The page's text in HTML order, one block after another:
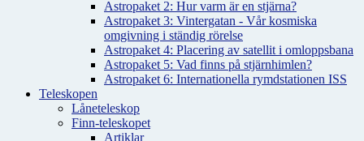
Astropaket 2: Hur varm är en stjärna?
Astropaket 3: Vintergatan - Vår kosmiska
omgivning i ständig rörelse
Astropaket 4: Placering av satellit i omloppsbana
Astropaket 5: Vad finns på stjärnhimlen?
Astropaket 6: Internationella rymdstationen ISS
Teleskopen
Låneteleskop
Finn-teleskopet
Artiklar